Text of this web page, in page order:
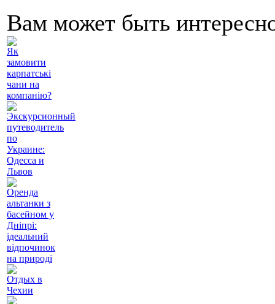
Вам может быть
Як
замовити
карпатські
чани на
компанію?
Экскурсионный
путеводитель
по
Украине:
Одесса и
Львов
Оренда
альтанки з
басейном у
Дніпрі:
ідеальний
відпочинок
на природі
Отдых в
Чехии